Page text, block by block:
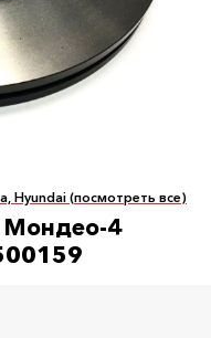
Hyundai (посмотреть все)
Мондео-4